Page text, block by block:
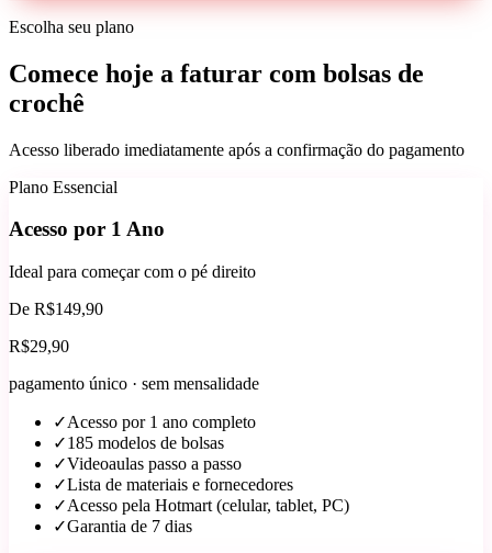
Escolha seu plano
Comece hoje a faturar com bolsas de
crochê
Acesso liberado imediatamente após a confirmação do pagamento
Plano Essencial
Acesso por 1 Ano
Ideal para começar com o pé direito
De R$149,90
R$29,90
pagamento único · sem mensalidade
✓Acesso por 1 ano completo
✓185 modelos de bolsas
✓Videoaulas passo a passo
✓Lista de materiais e fornecedores
✓Acesso pela Hotmart (celular, tablet, PC)
✓Garantia de 7 dias